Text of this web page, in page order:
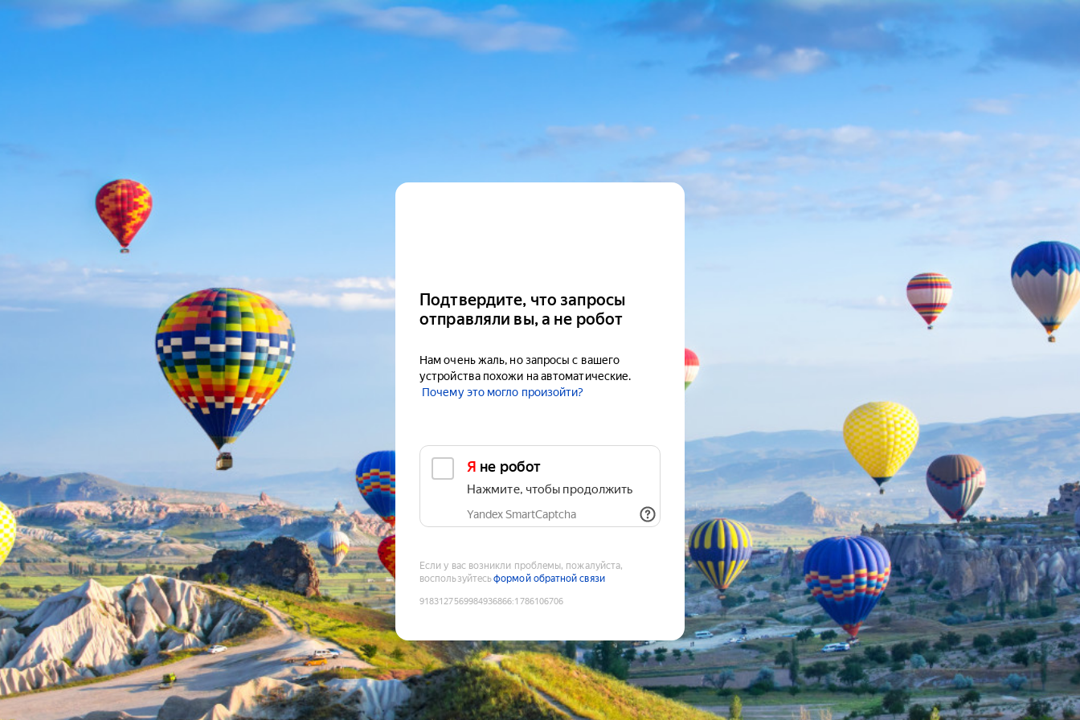
Подтвердите, что запросы
отправляли вы, а не робот
Нам очень жаль, но запросы с вашего
устройства похожи на автоматические.
Почему это могло произойти?
Я не робот
Нажмите, чтобы продолжить
Yandex SmartCaptcha
Если у вас возникли проблемы, пожалуйста,
воспользуйтесьформой обратной связи
9183127569984936866:1786106706